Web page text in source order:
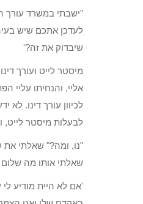
"ישבתי במשרד עורך
לעדכן אתכם שיש
שיבדוק את זה?'
מיסטר לייט ועורך
אליי, והנחיתו עליי
לכיוון עורך דינו.
לבעלות מיסטר לייט,
"נו, ומה?" שאלתי את
שאלתי אותו מה
'אם לא היית מודיע